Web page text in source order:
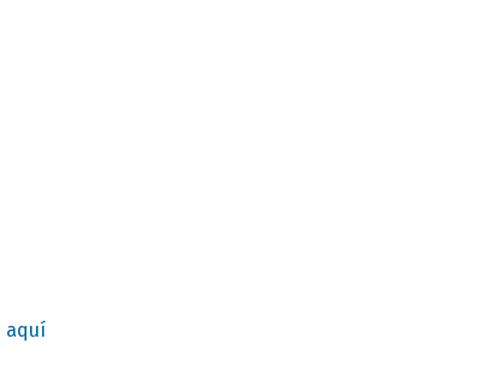
aquí